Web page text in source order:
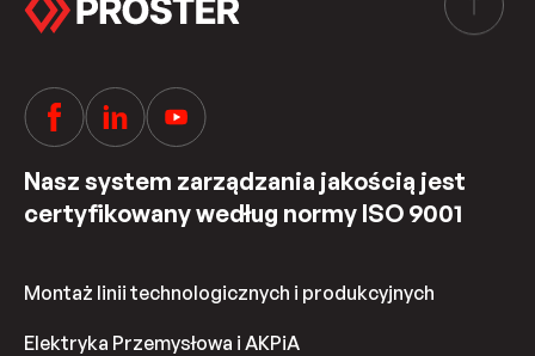
Nasz system zarządzania jakością jest
certyfikowany według normy ISO 9001
Montaż linii technologicznych i produkcyjnych
Elektryka Przemysłowa i AKPiA